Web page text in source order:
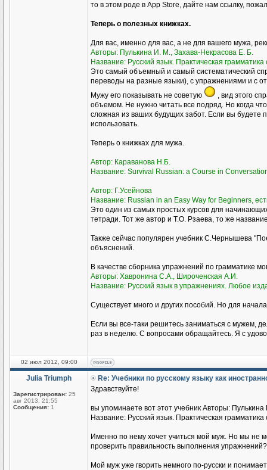
то в этом роде в Аpp Store, дайте нам ссылку,
Теперь о полезных книжках.
Для вас, именно для вас, а не для вашего мужа,
Авторы: Пулькина И. М., Захава-Некрасова Е. Б.
Название: Русский язык. Практическая
Это самый объемный и самый систематический
переводы на разные языки), с упражнениями и с
Мужу его показывать не советую
, вид этого
объемом. Не нужно читать все подряд. Но когда
сложная из ваших будущих забот. Если вы будете
использовать.
Теперь о книжках для мужа.
Автор: Караванова Н.Б.
Название: Survival Russian: а Course in
Автор: Г.Усейнова
Название: Russian in an Easy Way for Beginners,
Это один из самых простых курсов для
тетради. Тот же автор и Т.О. Рзаева, то же
Также сейчас популярен учебник С.Чернышева
объяснений.
В качестве сборника упражнений по грамматике
Авторы: Хавронина С.А., Широченская А.И.
Название: Русский язык в упражнениях. Любое
Существует много и других пособий. Но для
Если вы все-таки решитесь заниматься с мужем,
раз в неделю. С вопросами обращайтесь. Я с
02 июл 2012, 09:00
Julia Triumph
Зарегистрирован: 25
авг 2013, 21:55
Сообщения: 1
Re: Учебники по русскому языку как
Здравствуйте!
вы упоминаете вот этот учебник Авторы:
Название: Русский язык. Практическая
Именно по нему хочет учиться мой муж. Но мы не
проверить правильность выполнения упражнений?
Мой муж уже гворить немного по-русски и